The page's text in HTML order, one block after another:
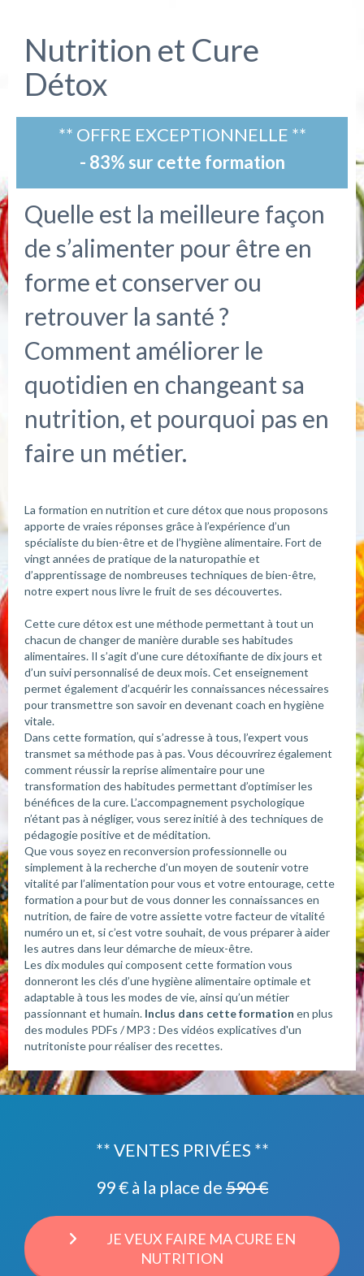
Nutrition et Cure
Détox
** OFFRE EXCEPTIONNELLE **
- 83% sur cette formation
Quelle est la meilleure façon
de s’alimenter pour être en
forme et conserver ou
retrouver la santé ?
Comment améliorer le
quotidien en changeant sa
nutrition, et pourquoi pas en
faire un métier.
La formation en nutrition et cure détox que nous proposons
apporte de vraies réponses grâce à l’expérience d’un
spécialiste du bien-être et de l’hygiène alimentaire. Fort de
vingt années de pratique de la naturopathie et
d’apprentissage de nombreuses techniques de bien-être,
notre expert nous livre le fruit de ses découvertes.
Cette cure détox est une méthode permettant à tout un
chacun de changer de manière durable ses habitudes
alimentaires. Il s’agit d’une cure détoxifiante de dix jours et
d’un suivi personnalisé de deux mois. Cet enseignement
permet également d’acquérir les connaissances nécessaires
pour transmettre son savoir en devenant coach en hygiène
vitale.
Dans cette formation, qui s’adresse à tous, l’expert vous
transmet sa méthode pas à pas. Vous découvrirez également
comment réussir la reprise alimentaire pour une
transformation des habitudes permettant d’optimiser les
bénéfices de la cure. L’accompagnement psychologique
n’étant pas à négliger, vous serez initié à des techniques de
pédagogie positive et de méditation.
Que vous soyez en reconversion professionnelle ou
simplement à la recherche d’un moyen de soutenir votre
vitalité par l’alimentation pour vous et votre entourage, cette
formation a pour but de vous donner les connaissances en
nutrition, de faire de votre assiette votre facteur de vitalité
numéro un et, si c’est votre souhait, de vous préparer à aider
les autres dans leur démarche de mieux-être.
Les dix modules qui composent cette formation vous
donneront les clés d’une hygiène alimentaire optimale et
adaptable à tous les modes de vie, ainsi qu’un métier
passionnant et humain. Inclus dans cette formation en plus
des modules PDFs / MP3 : Des vidéos explicatives d'un
nutritoniste pour réaliser des recettes.
** VENTES PRIVÉES **
99 € à la place de 590 €
JE VEUX FAIRE MA CURE EN
NUTRITION